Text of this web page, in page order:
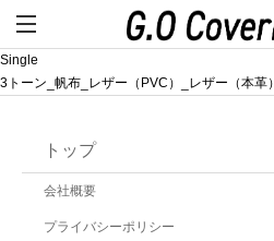
Single
3トーン_帆布_レザー（PVC）_レザー（本革）
トップ
会社概要
プライバシーポリシー